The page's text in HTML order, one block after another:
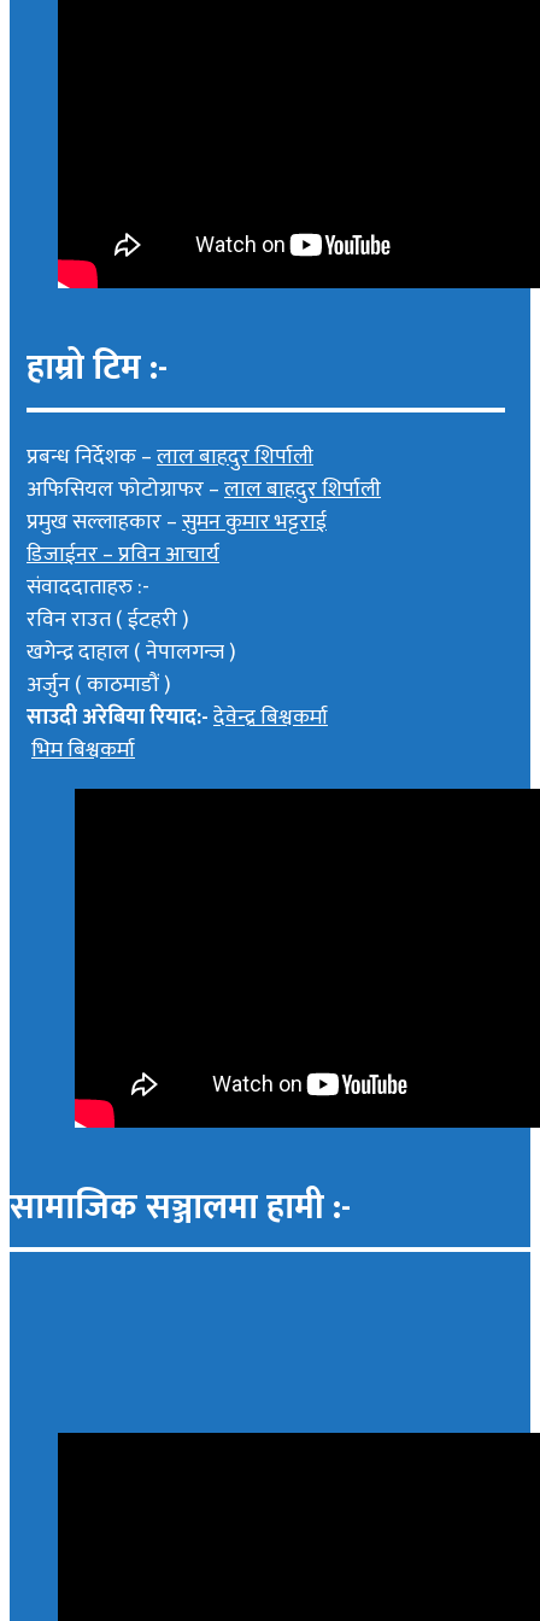
हाम्रो टिम :-
प्रबन्ध निर्देशक –लाल बाहदुर शिर्पाली
अफिसियल फोटोग्राफर –लाल बाहदुर शिर्पाली
प्रमुख सल्लाहकार –सुमन कुमार भट्टराई
डिजाईनर – प्रविन आचार्य
संवाददाताहरु :-
रविन राउत ( ईटहरी )
खगेन्द्र दाहाल ( नेपालगन्ज )
अर्जुन ( काठमाडौं )
साउदी अरेबिया रियाद:-देवेन्द्र बिश्वकर्मा
भिम बिश्वकर्मा
सामाजिक सञ्जालमा हामी :-